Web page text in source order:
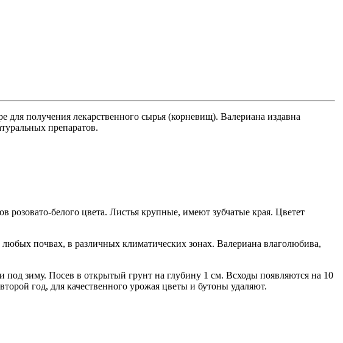
для получения лекарственного сырья (корневищ). Валериана издавна
препаратов.
розовато-белого цвета. Листья крупные, имеют зубчатые края. Цветет
почвах, в различных климатических зонах. Валериана влаголюбива,
под зиму. Посев в открытый грунт на глубину 1 см. Всходы появляются на 10
год, для качественного урожая цветы и бутоны удаляют.